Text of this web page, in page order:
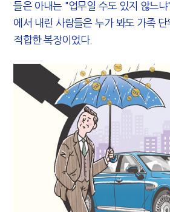
들은 아내는 "업무일 수도 있지 않느
에서 내린 사람들은 누가 봐도 가족 단
적합한 복장이었다.